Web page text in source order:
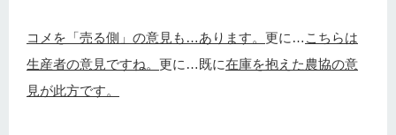
コメを「売る側」の意見も…あります。 更に… こちらは
生産者の意見ですね。 更に…既に在庫を抱えた農協の意
見が此方です。